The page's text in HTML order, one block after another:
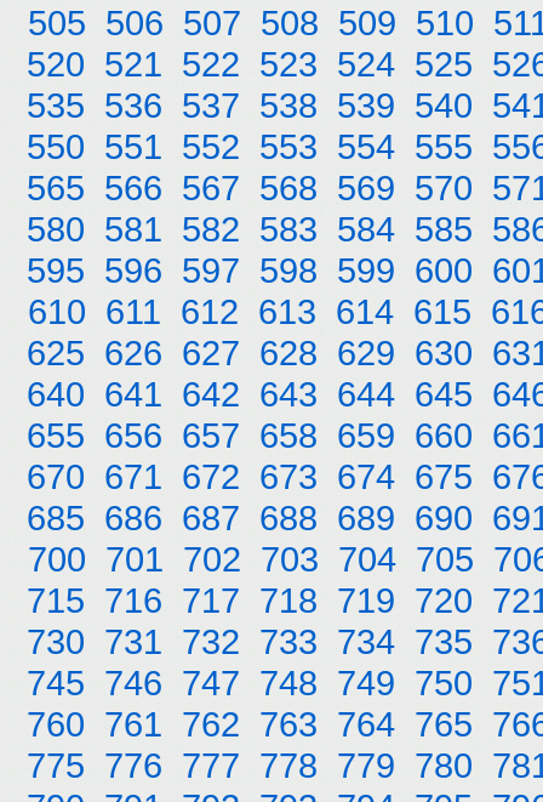
505 506 507 508 509 510
520 521 522 523 524 525
535 536 537 538 539 540
550 551 552 553 554 555
565 566 567 568 569 570
580 581 582 583 584 585
595 596 597 598 599 600
610 611 612 613 614 615
625 626 627 628 629 630
640 641 642 643 644 645
655 656 657 658 659 660
670 671 672 673 674 675
685 686 687 688 689 690
700 701 702 703 704 705
715 716 717 718 719 720
730 731 732 733 734 735
745 746 747 748 749 750
760 761 762 763 764 765
775 776 777 778 779 780